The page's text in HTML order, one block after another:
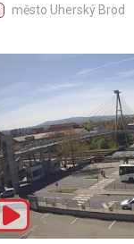
město Uherský Brod